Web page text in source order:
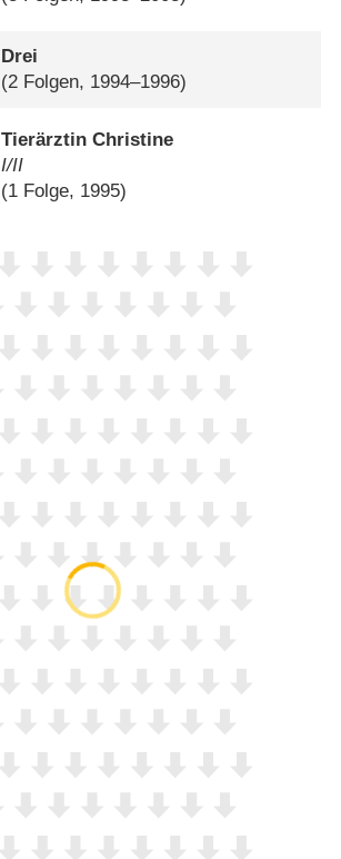
Drei
(2 Folgen, 1994–1996)
Tierärztin Christine
I/​II
(1 Folge, 1995)